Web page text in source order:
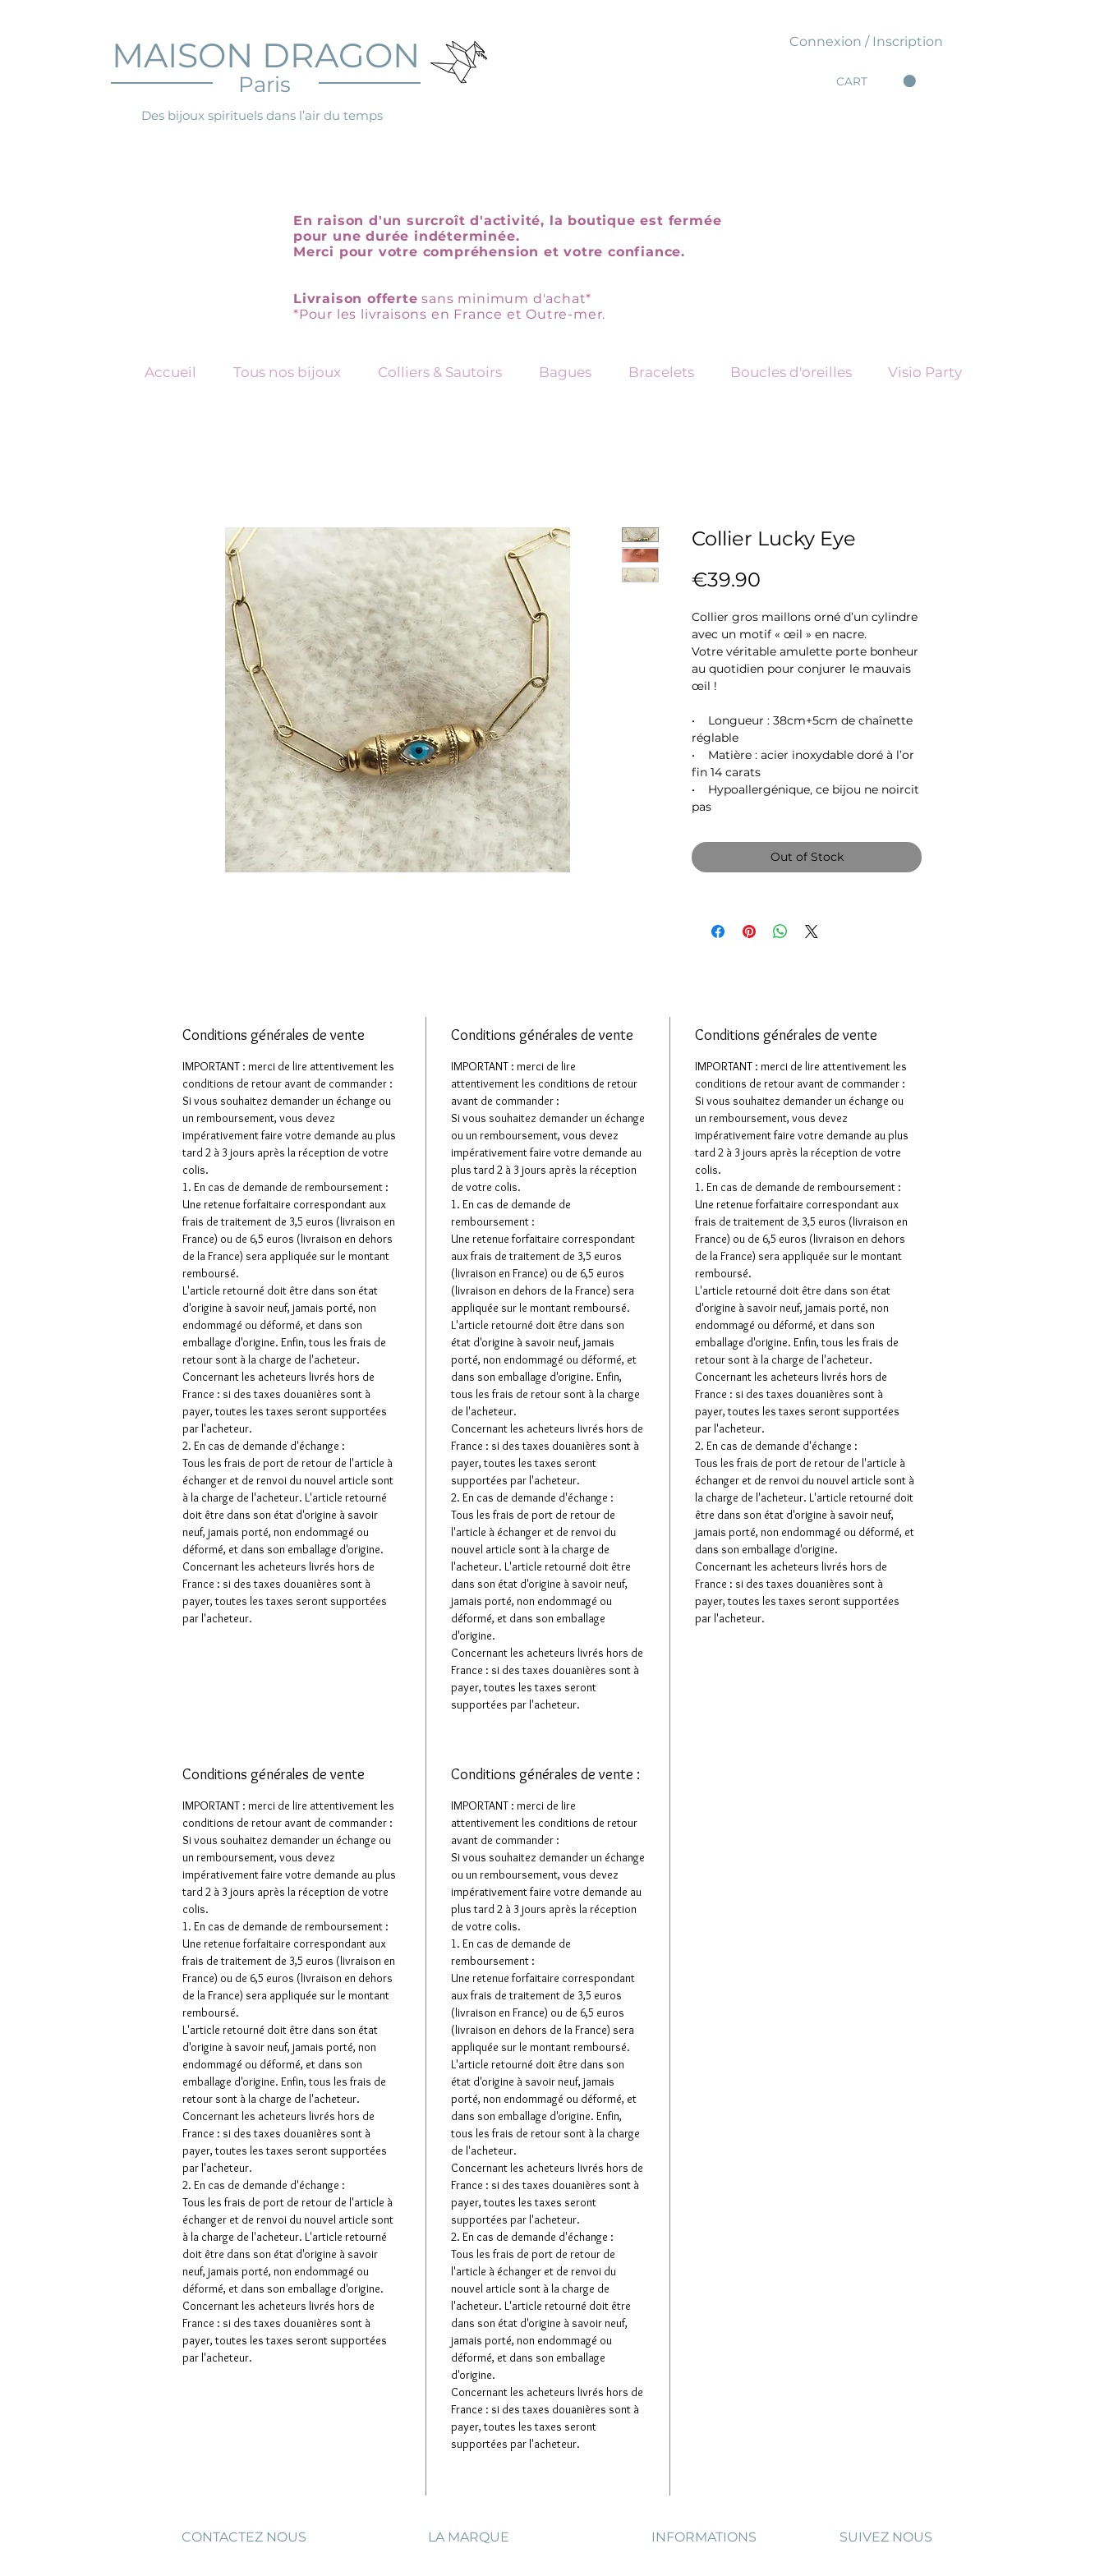
Paris
MAISON DRAGON
Des bijoux spirituels dans l’air du temps
Connexion / Inscription
CART
En raison d'un surcroît d'activité, la boutique est fermée
pour une durée indéterminée.
Merci pour votre compréhension et votre confiance.
Livraison offerte sans minimum d'achat*
*Pour les livraisons en France et Outre-mer.
Accueil Tous nos bijoux Colliers & Sautoirs Bagues Bracelets Boucles d'oreilles Visio Party
Collier Lucky Eye
€39.90
Collier gros maillons orné d’un cylindre
avec un motif « œil » en nacre.
Votre véritable amulette porte bonheur
au quotidien pour conjurer le mauvais
œil !
• Longueur : 38cm+5cm de chaînette
réglable
• Matière : acier inoxydable doré à l’or
fin 14 carats
• Hypoallergénique, ce bijou ne noircit
pas
Out of Stock
Conditions générales de vente
IMPORTANT : merci de lire attentivement les
conditions de retour avant de commander :
Si vous souhaitez demander un échange ou
un remboursement, vous devez
impérativement faire votre demande au plus
tard 2 à 3 jours après la réception de votre
colis.
1. En cas de demande de remboursement :
Une retenue forfaitaire correspondant aux
frais de traitement de 3,5 euros (livraison en
France) ou de 6,5 euros (livraison en dehors
de la France) sera appliquée sur le montant
remboursé.
L'article retourné doit être dans son état
d'origine à savoir neuf, jamais porté, non
endommagé ou déformé, et dans son
emballage d'origine. Enfin, tous les frais de
retour sont à la charge de l'acheteur.
Concernant les acheteurs livrés hors de
France : si des taxes douanières sont à
payer, toutes les taxes seront supportées
par l'acheteur.
2. En cas de demande d'échange :
Tous les frais de port de retour de l'article à
échanger et de renvoi du nouvel article sont
à la charge de l'acheteur. L'article retourné
doit être dans son état d'origine à savoir
neuf, jamais porté, non endommagé ou
déformé, et dans son emballage d'origine.
Concernant les acheteurs livrés hors de
France : si des taxes douanières sont à
payer, toutes les taxes seront supportées
par l'acheteur.
Conditions générales de vente
IMPORTANT : merci de lire
attentivement les conditions de retour
avant de commander :
Si vous souhaitez demander un échange
ou un remboursement, vous devez
impérativement faire votre demande au
plus tard 2 à 3 jours après la réception
de votre colis.
1. En cas de demande de
remboursement :
Une retenue forfaitaire correspondant
aux frais de traitement de 3,5 euros
(livraison en France) ou de 6,5 euros
(livraison en dehors de la France) sera
appliquée sur le montant remboursé.
L'article retourné doit être dans son
état d'origine à savoir neuf, jamais
porté, non endommagé ou déformé, et
dans son emballage d'origine. Enfin,
tous les frais de retour sont à la charge
de l'acheteur.
Concernant les acheteurs livrés hors de
France : si des taxes douanières sont à
payer, toutes les taxes seront
supportées par l'acheteur.
2. En cas de demande d'échange :
Tous les frais de port de retour de
l'article à échanger et de renvoi du
nouvel article sont à la charge de
l'acheteur. L'article retourné doit être
dans son état d'origine à savoir neuf,
jamais porté, non endommagé ou
déformé, et dans son emballage
d'origine.
Concernant les acheteurs livrés hors de
France : si des taxes douanières sont à
payer, toutes les taxes seront
supportées par l'acheteur.
Conditions générales de vente
IMPORTANT : merci de lire attentivement les
conditions de retour avant de commander :
Si vous souhaitez demander un échange ou
un remboursement, vous devez
impérativement faire votre demande au plus
tard 2 à 3 jours après la réception de votre
colis.
1. En cas de demande de remboursement :
Une retenue forfaitaire correspondant aux
frais de traitement de 3,5 euros (livraison en
France) ou de 6,5 euros (livraison en dehors
de la France) sera appliquée sur le montant
remboursé.
L'article retourné doit être dans son état
d'origine à savoir neuf, jamais porté, non
endommagé ou déformé, et dans son
emballage d'origine. Enfin, tous les frais de
retour sont à la charge de l'acheteur.
Concernant les acheteurs livrés hors de
France : si des taxes douanières sont à
payer, toutes les taxes seront supportées
par l'acheteur.
2. En cas de demande d'échange :
Tous les frais de port de retour de l'article à
échanger et de renvoi du nouvel article sont à
la charge de l'acheteur. L'article retourné doit
être dans son état d'origine à savoir neuf,
jamais porté, non endommagé ou déformé, et
dans son emballage d'origine.
Concernant les acheteurs livrés hors de
France : si des taxes douanières sont à
payer, toutes les taxes seront supportées
par l'acheteur.
Conditions générales de vente
IMPORTANT : merci de lire attentivement les
conditions de retour avant de commander :
Si vous souhaitez demander un échange ou
un remboursement, vous devez
impérativement faire votre demande au plus
tard 2 à 3 jours après la réception de votre
colis.
1. En cas de demande de remboursement :
Une retenue forfaitaire correspondant aux
frais de traitement de 3,5 euros (livraison en
France) ou de 6,5 euros (livraison en dehors
de la France) sera appliquée sur le montant
remboursé.
L'article retourné doit être dans son état
d'origine à savoir neuf, jamais porté, non
endommagé ou déformé, et dans son
emballage d'origine. Enfin, tous les frais de
retour sont à la charge de l'acheteur.
Concernant les acheteurs livrés hors de
France : si des taxes douanières sont à
payer, toutes les taxes seront supportées
par l'acheteur.
2. En cas de demande d'échange :
Tous les frais de port de retour de l'article à
échanger et de renvoi du nouvel article sont
à la charge de l'acheteur. L'article retourné
doit être dans son état d'origine à savoir
neuf, jamais porté, non endommagé ou
déformé, et dans son emballage d'origine.
Concernant les acheteurs livrés hors de
France : si des taxes douanières sont à
payer, toutes les taxes seront supportées
par l'acheteur.
Conditions générales de vente :
IMPORTANT : merci de lire
attentivement les conditions de retour
avant de commander :
Si vous souhaitez demander un échange
ou un remboursement, vous devez
impérativement faire votre demande au
plus tard 2 à 3 jours après la réception
de votre colis.
1. En cas de demande de
remboursement :
Une retenue forfaitaire correspondant
aux frais de traitement de 3,5 euros
(livraison en France) ou de 6,5 euros
(livraison en dehors de la France) sera
appliquée sur le montant remboursé.
L'article retourné doit être dans son
état d'origine à savoir neuf, jamais
porté, non endommagé ou déformé, et
dans son emballage d'origine. Enfin,
tous les frais de retour sont à la charge
de l'acheteur.
Concernant les acheteurs livrés hors de
France : si des taxes douanières sont à
payer, toutes les taxes seront
supportées par l'acheteur.
2. En cas de demande d'échange :
Tous les frais de port de retour de
l'article à échanger et de renvoi du
nouvel article sont à la charge de
l'acheteur. L'article retourné doit être
dans son état d'origine à savoir neuf,
jamais porté, non endommagé ou
déformé, et dans son emballage
d'origine.
Concernant les acheteurs livrés hors de
France : si des taxes douanières sont à
payer, toutes les taxes seront
supportées par l'acheteur.
CONTACTEZ NOUS LA MARQUE INFORMATIONS SUIVEZ NOUS